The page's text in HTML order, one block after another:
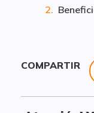
COMPARTIR